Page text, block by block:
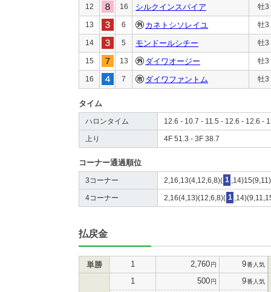
12 16 シルクインスパイア 牡3
13 6 カネトシソレイユ 牡3
14 5 モンドールシチー 牡3
15 13 ダイワオージー 牡3
16 7 ダイワファントム 牡3
タイム
ハロンタイム 12.6 - 10.7 - 11.5 - 12.6 - 12.6 -
上り 4F 51.3 - 3F 38.7
コーナー通過順位
3コーナー 2,16,13(4,12,6,8)( 1
4コーナー 2,16(4,13)(12,6,8)( 1
払戻金
単勝 1 2,760円 9番人気
1 500円 9番人気